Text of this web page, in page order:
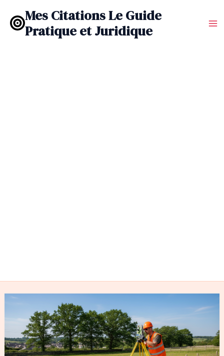
contenu
Mes Citations Le Guide
Pratique et Juridique